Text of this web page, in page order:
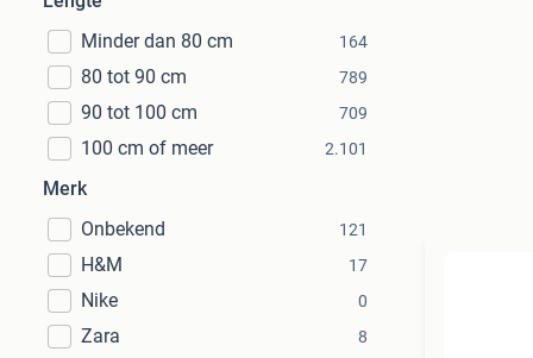
Minder dan 80 cm
164
80 tot 90 cm 789
90 tot 100 cm 709
100 cm of meer 2.101
Merk
Onbekend
121
H&M 17
Nike 0
Zara 8